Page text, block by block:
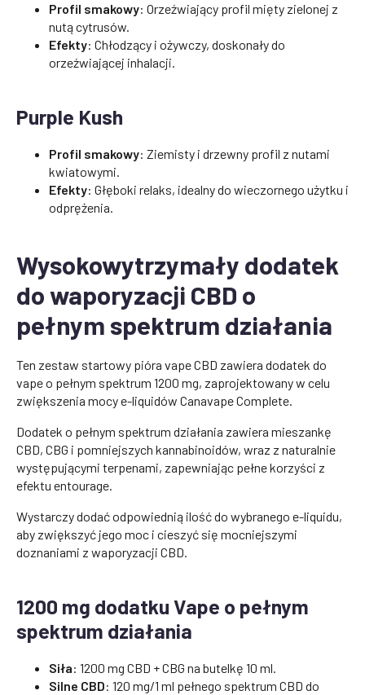
Profil smakowy: Orzeźwiający profil mięty zielonej z
nutą cytrusów.
Efekty: Chłodzący i ożywczy, doskonały do
orzeźwiającej inhalacji.
Purple Kush
Profil smakowy: Ziemisty i drzewny profil z nutami
kwiatowymi.
Efekty: Głęboki relaks, idealny do wieczornego użytku i
odprężenia.
Wysokowytrzymały dodatek
do waporyzacji CBD o
pełnym spektrum działania
Ten zestaw startowy pióra vape CBD zawiera dodatek do
vape o pełnym spektrum 1200 mg, zaprojektowany w celu
zwiększenia mocy e-liquidów Canavape Complete.
Dodatek o pełnym spektrum działania zawiera mieszankę
CBD, CBG i pomniejszych kannabinoidów, wraz z naturalnie
występującymi terpenami, zapewniając pełne korzyści z
efektu entourage.
Wystarczy dodać odpowiednią ilość do wybranego e-liquidu,
aby zwiększyć jego moc i cieszyć się mocniejszymi
doznaniami z waporyzacji CBD.
1200 mg dodatku Vape o pełnym
spektrum działania
Siła: 1200 mg CBD + CBG na butelkę 10 ml.
Silne CBD: 120 mg/1 ml pełnego spektrum CBD do